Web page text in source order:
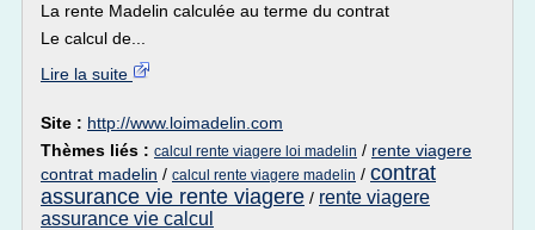
La rente Madelin calculée au terme du contrat
Le calcul de...
Lire la suite
Site : http://www.loimadelin.com
Thèmes liés : calcul rente viagere loi madelin / rente viagere
contrat madelin / calcul rente viagere madelin / contrat
assurance vie rente viagere / rente viagere
assurance vie calcul